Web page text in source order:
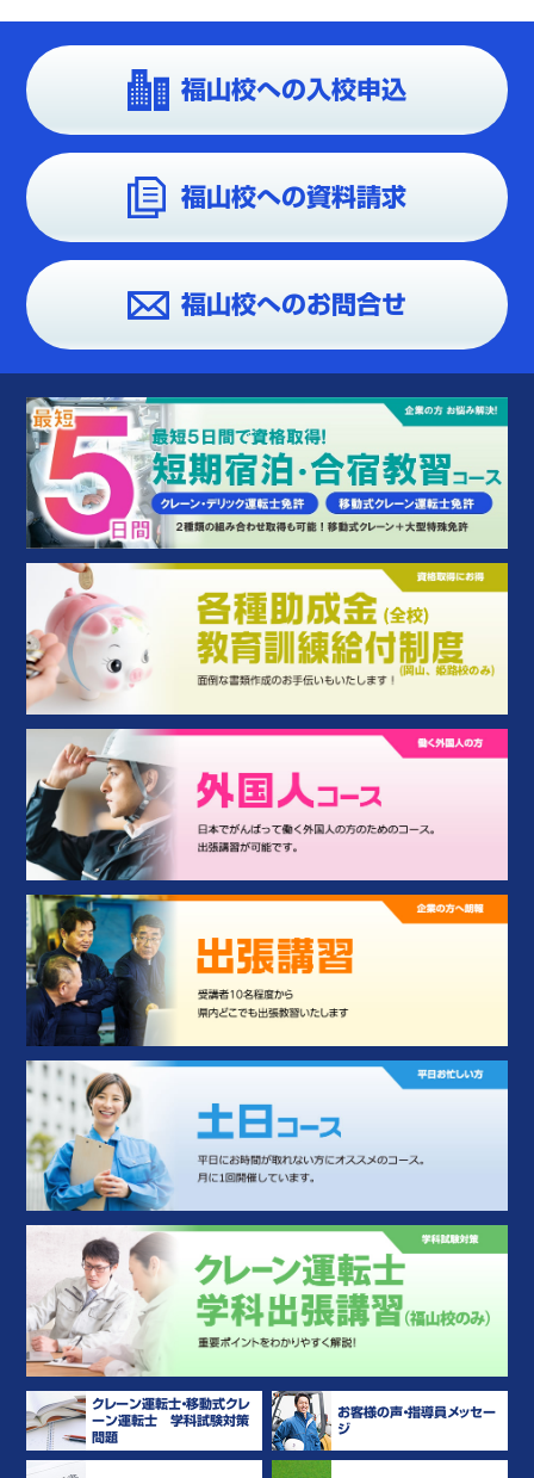
福山校への入校申込
福山校への資料請求
福山校へのお問合せ
クレーン運転士・移動式クレ
ーン運転士 学科試験対策
問題
お客様の声・指導員メッセー
ジ